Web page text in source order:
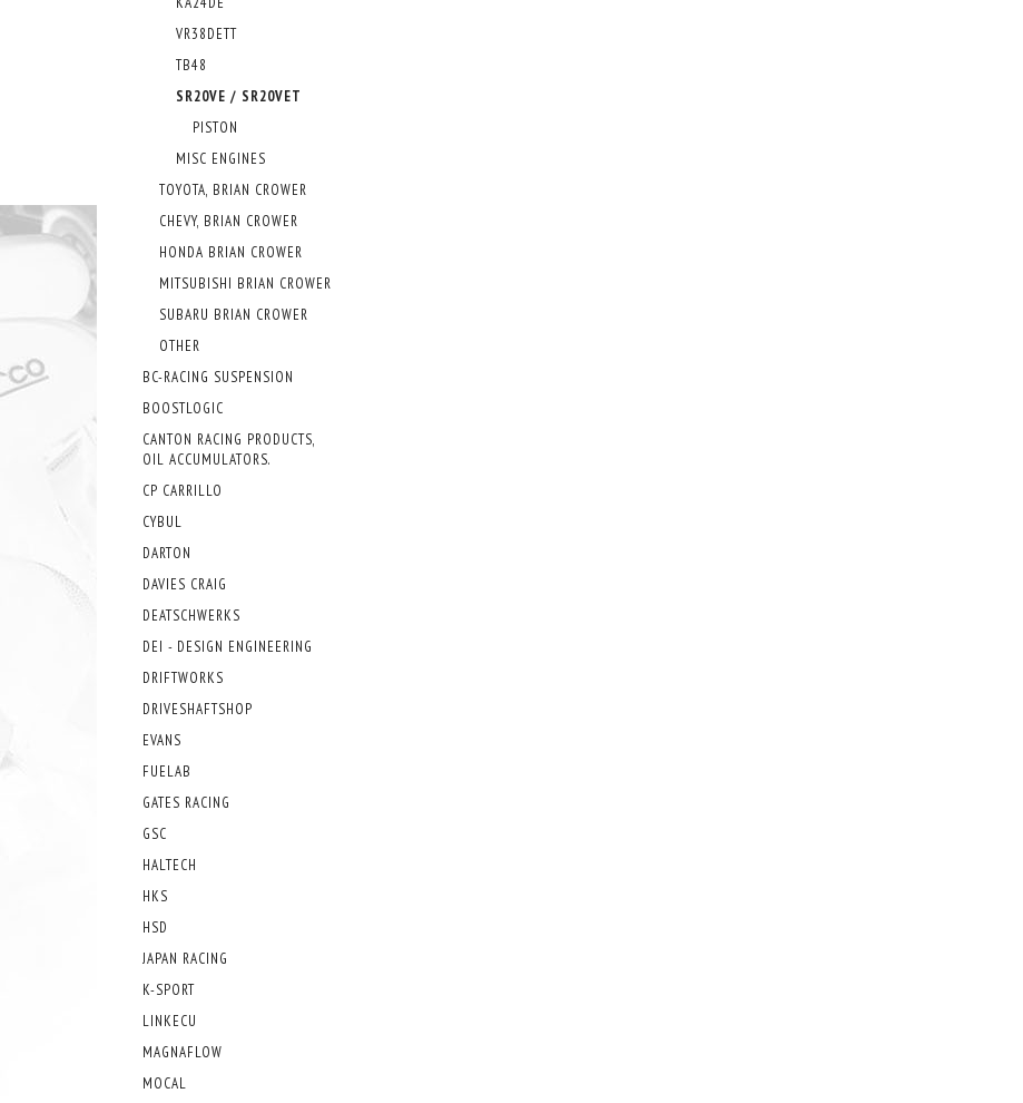
VR38DETT
TB48
SR20VE / SR20VET
PISTON
MISC ENGINES
TOYOTA, BRIAN CROWER
CHEVY, BRIAN CROWER
HONDA BRIAN CROWER
MITSUBISHI BRIAN CROWER
SUBARU BRIAN CROWER
OTHER
BC-RACING SUSPENSION
BOOSTLOGIC
CANTON RACING PRODUCTS,
OIL ACCUMULATORS.
CP CARRILLO
CYBUL
DARTON
DAVIES CRAIG
DEATSCHWERKS
DEI - DESIGN ENGINEERING
DRIFTWORKS
DRIVESHAFTSHOP
EVANS
FUELAB
GATES RACING
GSC
HALTECH
HKS
HSD
JAPAN RACING
K-SPORT
LINKECU
MAGNAFLOW
MOCAL